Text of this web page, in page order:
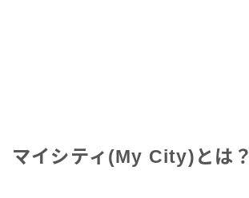
マイシティ(My City)とは？